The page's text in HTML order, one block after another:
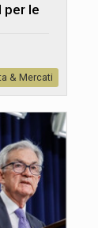
per le
& Mercati